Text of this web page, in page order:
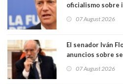
oficialismo sobre
07 August 2026
El senador Iván
anuncios sobre
perseguir ruta
07 August 2026